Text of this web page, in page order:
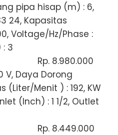
pipa hisap (m) : 6,
24, Kapasitas
Voltage/Hz/Phase :
3
Rp. 8.980.000
V, Daya Dorong
(Liter/Menit ) : 192, KW
Inlet (Inch) : 1 1/2, Outlet
Rp. 8.449.000